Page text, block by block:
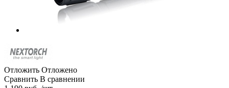
Отложить Отложено
Сравнить В сравнении